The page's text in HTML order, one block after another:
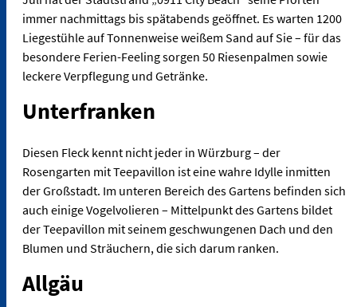
immer nachmittags bis spätabends geöffnet. Es warten 1200
Liegestühle auf Tonnenweise weißem Sand auf Sie – für das
besondere Ferien-Feeling sorgen 50 Riesenpalmen sowie
leckere Verpflegung und Getränke.
Unterfranken
Diesen Fleck kennt nicht jeder in Würzburg – der
Rosengarten mit Teepavillon ist eine wahre Idylle inmitten
der Großstadt. Im unteren Bereich des Gartens befinden sich
auch einige Vogelvolieren – Mittelpunkt des Gartens bildet
der Teepavillon mit seinem geschwungenen Dach und den
Blumen und Sträuchern, die sich darum ranken.
Allgäu